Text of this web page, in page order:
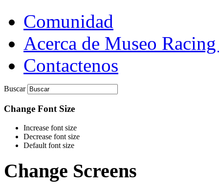
Comunidad
Acerca de Museo
Contactenos
Buscar
Change Font Size
Increase font size
Decrease font size
Default font size
Change Screens